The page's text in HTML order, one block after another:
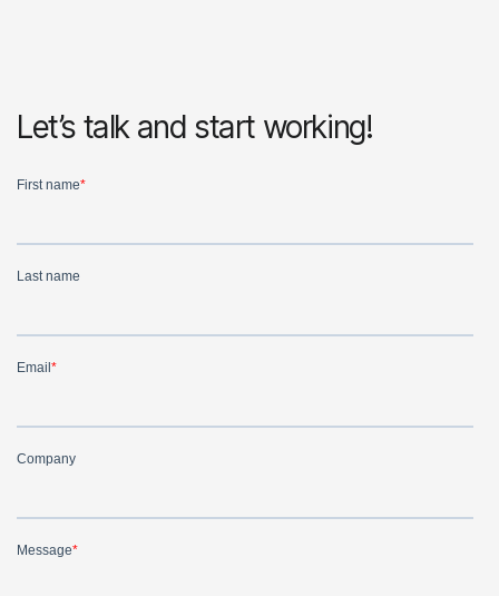
Let’s talk and start working!